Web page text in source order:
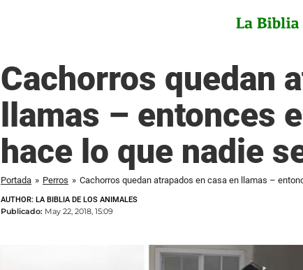
Cachorros quedan
llamas – entonces
hace lo que nadie
Portada » Perros » Cachorros quedan atrapados en casa en llamas –
AUTHOR: LA BIBLIA DE LOS ANIMALES
Publicado: May 22, 2018, 15:09